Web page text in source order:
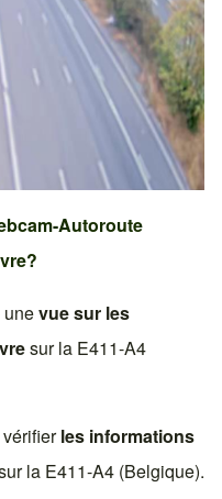
Autoroute
?
unevue sur les
sur la E411-A4
les informations
la E411-A4 (Belgique).